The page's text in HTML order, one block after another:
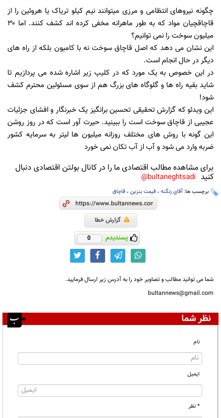
چگونه نیروهای انتظامی و مرزی میتوانند نیم کیلو تریاک یا هروئین را از
قاچاقچیان مواد که به طور ماهرانه مخفی کرده اند كشف کنند. اما ۳۰
میلیون سوخت را نمی توانیم؟
این نشان می دهد که اصل قاچاق سوخت نه با کامیون بلکه از راه های
دیگر در حال انجام است.
در این خصوص به یک مورد که در کلیپ زیر اشاره شده می پردازیم تا
شاید بقیه راه ها و گلوگاه های بزرگ هم از سوی مسئولین محترم کشف
شود!
‏این ویدئو که گزارش تحقیقی تحسین برانگیز یک خبرنگار و افشای جزئیات
عجیبی از قاچاق سوخت است را ببینید. حیرت آور است که در روز روشن
این گونه با روش های مختلف روزانه میلیون ها لیتر به سرمایه کشور
ضربه وارد می شود و آب از آب تکان نمی خورد
برای مشاهده مطالب اقتصادی ما را در کانال بولتن اقتصادی دنبال
کنید bultaneghtsadi@
برچسب ها:آقای زنگنه ، قیمت بنزین ، قاچاق
گزارش خطا
پسندیدم 0
شما می توانید مطالب و تصاویر خود را به آدرس زیر ارسال فرمایید.
bultannews@gmail.com
نظر شما
نام
ایمیل
* نظر